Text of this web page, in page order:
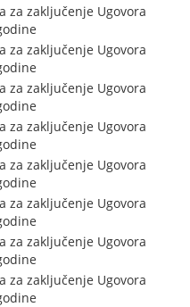
za zaključenje Ugovora
za zaključenje Ugovora
za zaključenje Ugovora
za zaključenje Ugovora
za zaključenje Ugovora
za zaključenje Ugovora
za zaključenje Ugovora
za zaključenje Ugovora